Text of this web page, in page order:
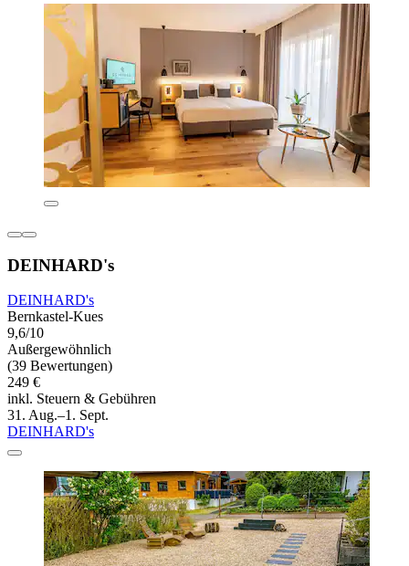
DEINHARD's
DEINHARD's
Bernkastel-Kues
9,6/10
Außergewöhnlich
(39 Bewertungen)
249 €
inkl. Steuern & Gebühren
31. Aug.–1. Sept.
DEINHARD's